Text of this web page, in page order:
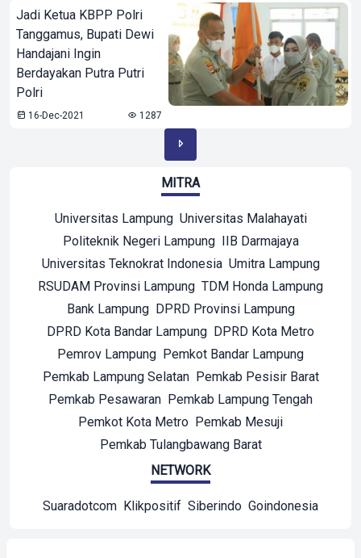
Jadi Ketua KBPP Polri
Tanggamus, Bupati Dewi
Handajani Ingin
Berdayakan Putra Putri
Polri
16-Dec-2021 1287
MITRA
Universitas Lampung Universitas Malahayati
Politeknik Negeri Lampung IIB Darmajaya
Universitas Teknokrat Indonesia Umitra Lampung
RSUDAM Provinsi Lampung TDM Honda Lampung
Bank Lampung DPRD Provinsi Lampung
DPRD Kota Bandar Lampung DPRD Kota Metro
Pemrov Lampung Pemkot Bandar Lampung
Pemkab Lampung Selatan Pemkab Pesisir Barat
Pemkab Pesawaran Pemkab Lampung Tengah
Pemkot Kota Metro Pemkab Mesuji
Pemkab Tulangbawang Barat
NETWORK
Suaradotcom Klikpositif Siberindo Goindonesia